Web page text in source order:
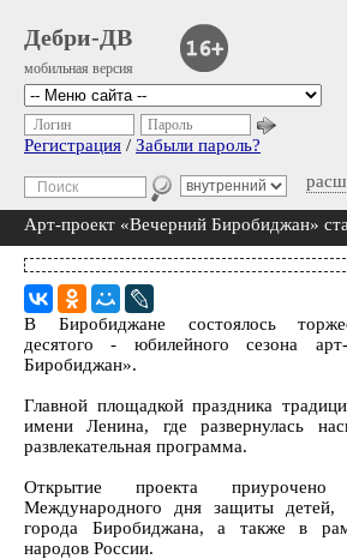
Дебри-ДВ
мобильная версия
Логин Пароль
Регистрация / Забыли пароль?
Арт-проект «Вечерний Биробиджан»
В Биробиджане состоялось
десятого - юбилейного сезона
Биробиджан».
Главной площадкой праздника
имени Ленина, где развернулась
развлекательная программа.
Открытие проекта
Международного дня защиты детей,
города Биробиджана, а также в
народов России.